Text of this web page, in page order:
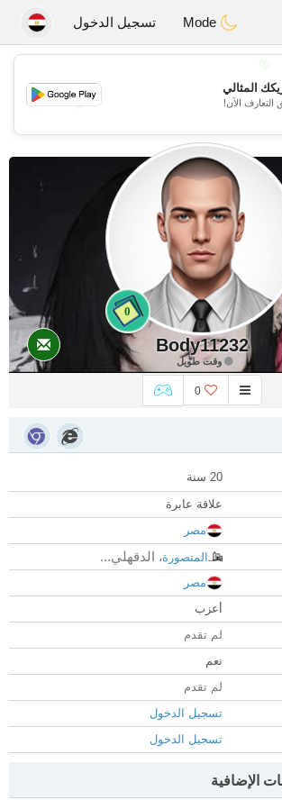
Bahebik تسجيل الدخول
💖
💕
المثالي
التعارف الآن!
0
Body11232
وقت طويل
0
20 سنة
علاقة عابرة
مصر
المنصورة، الدقهلي...
مصر
أعزب
لم تقدم
نعم
لم تقدم
تسجيل الدخول
تسجيل الدخول
الإضافية